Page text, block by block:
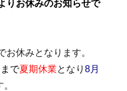
りお休みのお知らせで
お休みとなります。
まで夏期休業となり8月